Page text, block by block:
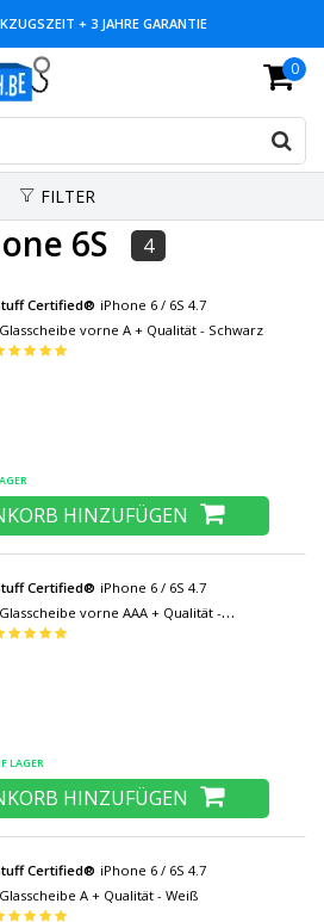
+ 3 JAHRE GARANTIE
UND GROSSE AUSWAHL 0
FILTER
6S 4
Certified® iPhone 6 / 6S 4.7
vorne A + Qualität - Schwarz
HINZUFÜGEN
Certified® iPhone 6 / 6S 4.7
vorne AAA + Qualität -
LAGER
HINZUFÜGEN
Certified® iPhone 6 / 6S 4.7
A + Qualität - Weiß